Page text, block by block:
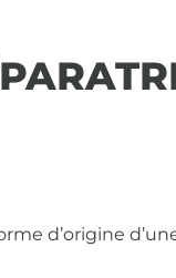
d’origine